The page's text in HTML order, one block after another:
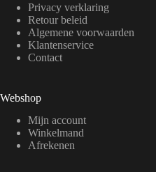
Privacy verklaring
Retour beleid
Algemene voorwaarden
Klantenservice
Contact
Webshop
Mijn account
Winkelmand
Afrekenen